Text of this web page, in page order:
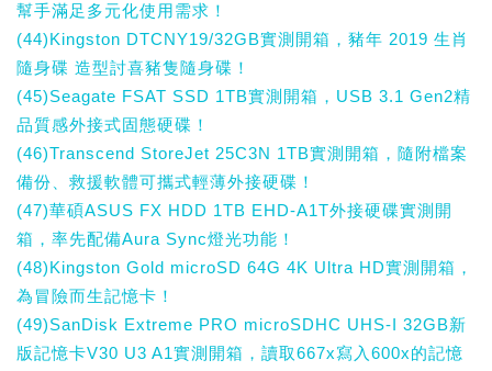
幫手滿足多元化使用需求！
(44)Kingston DTCNY19/32GB實測開箱，豬年 2019 生肖
隨身碟 造型討喜豬隻隨身碟！
(45)Seagate FSAT SSD 1TB實測開箱，USB 3.1 Gen2精
品質感外接式固態硬碟！
(46)Transcend StoreJet 25C3N 1TB實測開箱，隨附檔案
備份、救援軟體可攜式輕薄外接硬碟！
(47)華碩ASUS FX HDD 1TB EHD-A1T外接硬碟實測開
箱，率先配備Aura Sync燈光功能！
(48)Kingston Gold microSD 64G 4K Ultra HD實測開箱，
為冒險而生記憶卡！
(49)SanDisk Extreme PRO microSDHC UHS-I 32GB新
版記憶卡V30 U3 A1實測開箱，讀取667x寫入600x的記憶